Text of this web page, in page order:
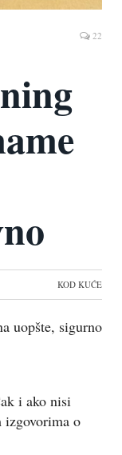
22
KOD KUĆE
uopšte, sigurno
i ako nisi
izgovorima o